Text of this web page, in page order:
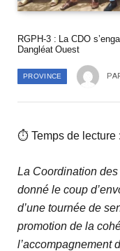
RGPH-3 : La CDO
Dangléat Ouest
PROVINCE
⏱ Temps de lecture
La Coordination des
donné le coup
d’une tournée de
promotion de la
l’accompagnement